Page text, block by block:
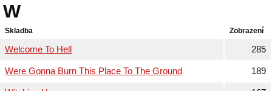
W
Skladba Zobrazení
Welcome To Hell 285
Were Gonna Burn This Place To The Ground 189